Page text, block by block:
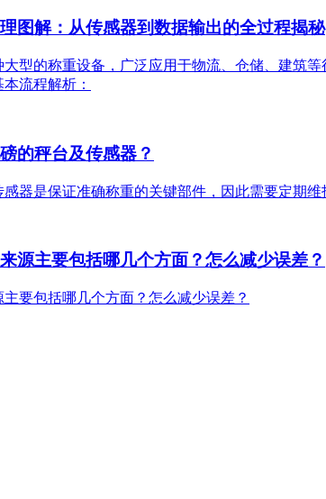
图解：从传感器到数据输出的全过程揭秘
型的称重设备，广泛应用于物流、仓储、建筑
流程解析：
的秤台及传感器？
器是保证准确称重的关键部件，因此需要定期
源主要包括哪几个方面？怎么减少误差？
要包括哪几个方面？怎么减少误差？